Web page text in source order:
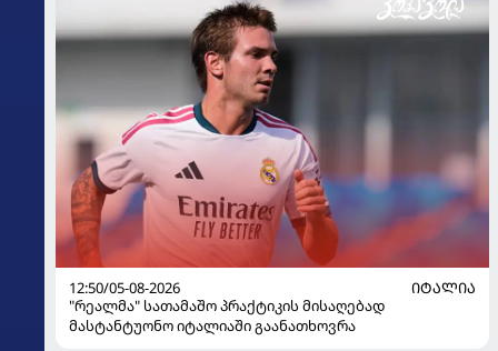
12:50/05-08-2026
ᲘᲢᲐᲚᲘᲐ
"რეალმა" სათამაშო პრაქტიკის მისაღებად
მასტანტუონო იტალიაში გაანათხოვრა